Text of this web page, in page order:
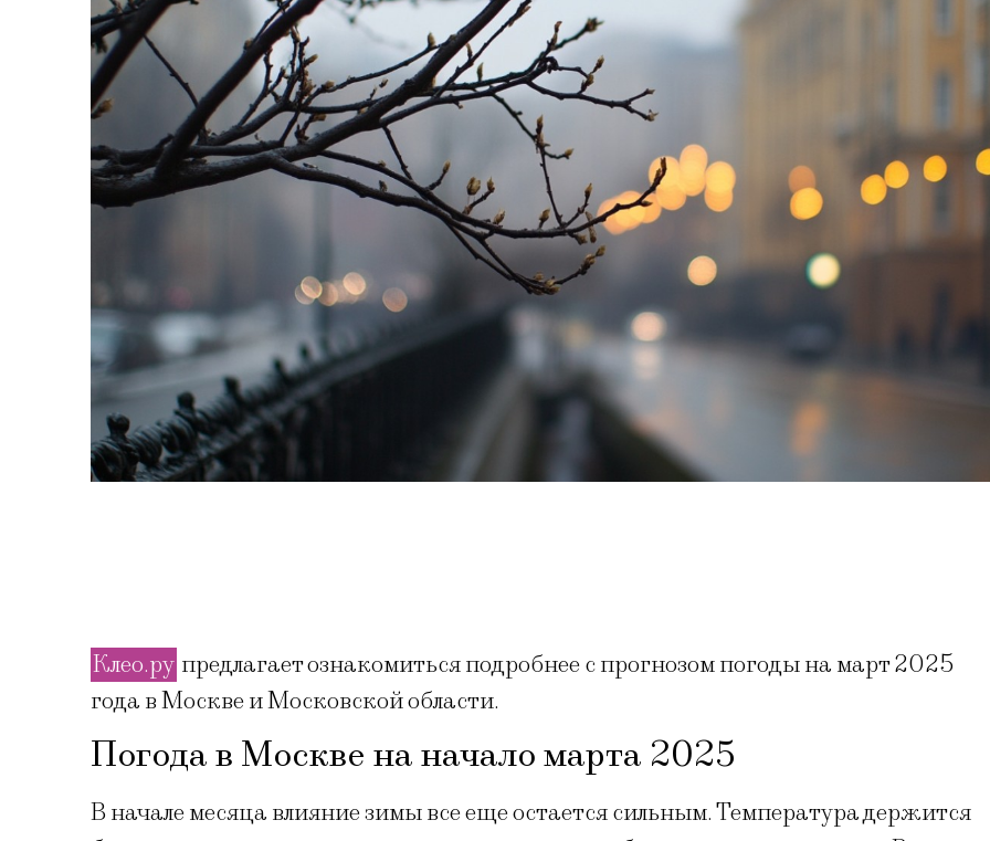
Клео.ру предлагает ознакомиться подробнее с прогнозом погоды на март 2025
года в Москве и Московской области.
Погода в Москве на начало марта 2025
В начале месяца влияние зимы все еще остается сильным. Температура держится